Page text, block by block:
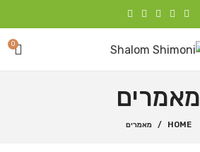
0
מאמרים
HOME מאמרים